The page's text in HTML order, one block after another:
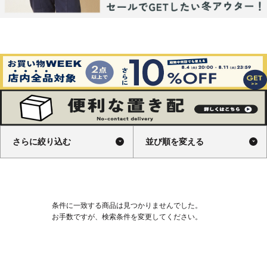
さらに絞り込む 並び順を変える
条件に一致する商品は見つかりませんでした。
お手数ですが、検索条件を変更してください。